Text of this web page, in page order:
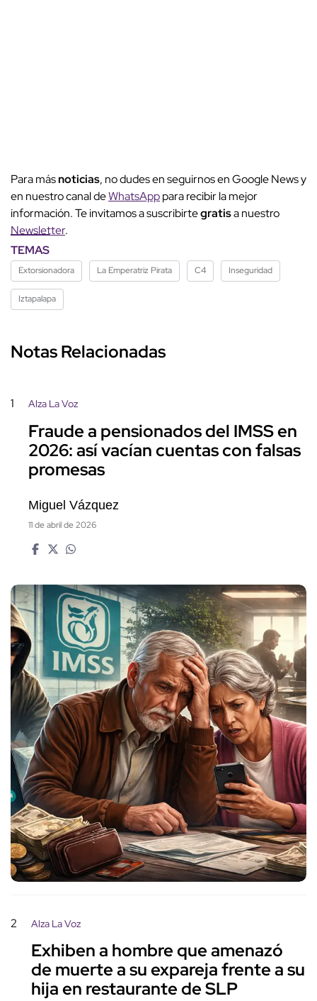
Para másnoticias, no dudes en seguirnos en Google News y
en nuestro canal deWhatsApppara recibir la mejor
información. Te invitamos a suscribirtegratisa nuestro
Newsletter.
TEMAS
Extorsionadora La Emperatriz Pirata C4 Inseguridad
Iztapalapa
Notas Relacionadas
1 Alza La Voz
Fraude a pensionados del IMSS en
2026: así vacían cuentas con falsas
promesas
Miguel Vázquez
11 de abril de 2026
2 Alza La Voz
Exhiben a hombre que amenazó
de muerte a su expareja frente a su
hija en restaurante de SLP